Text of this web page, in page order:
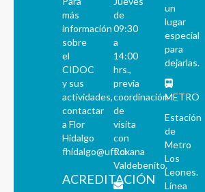
más
información
sobre
el
CIDOC
y sus
actividades,
contactar
a Flor
Hidalgo
fhidalgo@uft.cl
ACREDITACIÓN
de
09:30
a
14:00
hrs.,
previa
coordinación
de
visita
con
Roxana
Valdebenito.
un
lugar
especial
para
dejarlas.
METRO
Estación
de
Metro
Los
Leones.
Línea